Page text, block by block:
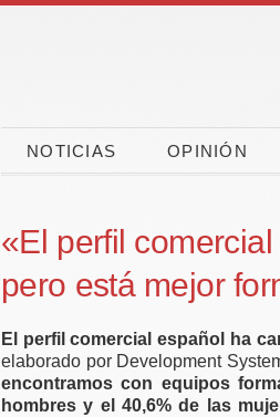
NOTICIAS OPINIÓN
«El perfil
pero está mejor
El perfil comercial español ha
elaborado por Development
encontramos con equipos
hombres y el 40,6% de las